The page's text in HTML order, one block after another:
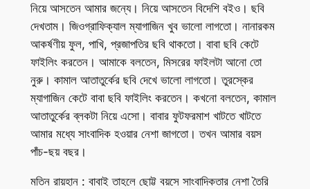
নিয়ে আসতেন আমার জন্যে। নিয়ে আসতেন বিদেশি বইও। ছবি
দেখতাম। জিওগ্রাফিক্যাল ম্যাগাজিন খুব ভালো লাগতো। নানারকম
আকর্ষণীয় ফুল, পাখি, প্রজাপতির ছবি থাকতো। বাবা ছবি কেটে
ফাইলিং করতেন। আমাকে বলতেন, মিসরের ফাইলটা আনো তো
নুরু। কামাল আতাতুর্কের ছবি দেখে ভালো লাগতো। তুরস্কের
ম্যাগাজিন কেটে বাবা ছবি ফাইলিং করতেন। কখনো বলতেন, কামাল
আতাতুর্কের ব্লকটা নিয়ে এসো। বাবার ফুটফরমাশ খাটতে খাটতে
আমার মধ্যে সাংবাদিক হওয়ার নেশা জাগতো। তখন আমার বয়স
পাঁচ-ছয় বছর।
মতিন রায়হান : বাবাই তাহলে ছোট্ট বয়সে সাংবাদিকতার নেশা তৈরি